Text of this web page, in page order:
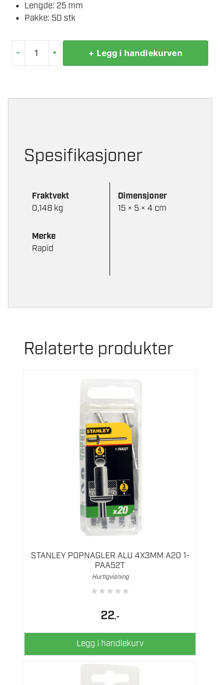
Lengde: 25 mm
Pakke: 50 stk
- + + Legg i handlekurven
Spesifikasjoner
Fraktvekt
0,148 kg
Dimensjoner
15 × 5 × 4 cm
Merke
Rapid
Relaterte produkter
STANLEY POPNAGLER ALU 4X3MM A20 1-
PAA52T
Hurtigvisning
★★★★★
22,-
Legg i handlekurv